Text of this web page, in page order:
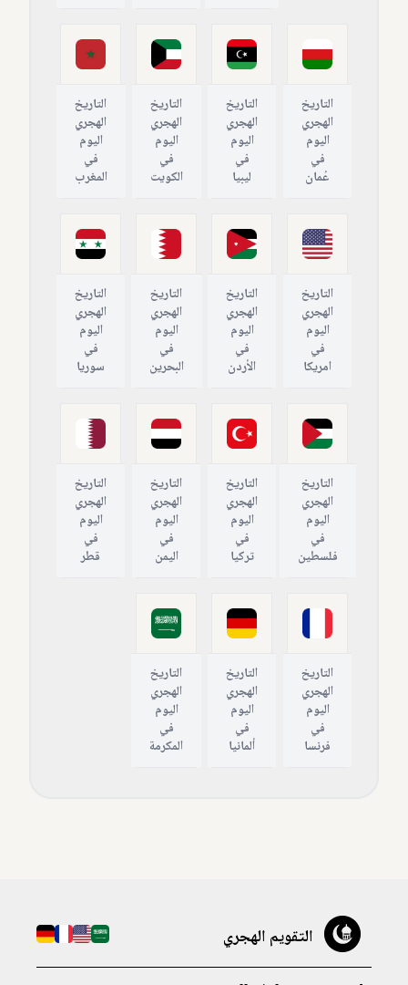
التاريخ
الهجري
اليوم
في
عُمان
التاريخ
الهجري
اليوم
في
ليبيا
التاريخ
الهجري
اليوم
في
الكويت
التاريخ
الهجري
اليوم
في
المغرب
التاريخ
الهجري
اليوم
في
امريكا
التاريخ
الهجري
اليوم
في
الأردن
التاريخ
الهجري
اليوم
في
البحرين
التاريخ
الهجري
اليوم
في
سوريا
التاريخ
الهجري
اليوم
في
فلسطين
التاريخ
الهجري
اليوم
في
تركيا
التاريخ
الهجري
اليوم
في
اليمن
التاريخ
الهجري
اليوم
في
قطر
التاريخ
الهجري
اليوم
في
فرنسا
التاريخ
الهجري
اليوم
في
ألمانيا
التاريخ
الهجري
اليوم
في
المكرمة
التقويم الهجري